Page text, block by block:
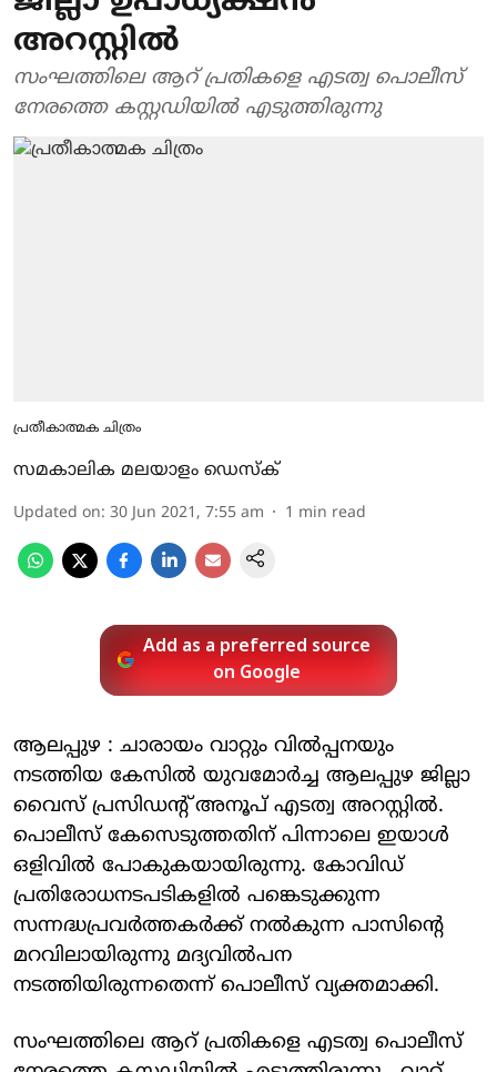
അറസ്റ്റില്‍
സംഘത്തിലെ ആറ് പ്രതികളെ എടത്വ പൊലീസ്
നേരത്തെ കസ്റ്റഡിയിൽ എടുത്തിരുന്നു
പ്രതീകാത്മക ചിത്രം
സമകാലിക മലയാളം ഡെസ്ക്
Updated on: 30 Jun 2021, 7:55 am 1 min read
Add as a preferred source
on Google
ആലപ്പുഴ : ചാരായം വാറ്റും വില്‍പ്പനയും
നടത്തിയ കേസില്‍ യുവമോര്‍ച്ച ആലപ്പുഴ ജില്ലാ
വൈസ് പ്രസിഡന്റ് അനൂപ് എടത്വ അറസ്റ്റില്‍.
പൊലീസ് കേസെടുത്തതിന് പിന്നാലെ ഇയാള്‍
ഒളിവില്‍ പോകുകയായിരുന്നു. കോവിഡ്
പ്രതിരോധനടപടികളില്‍ പങ്കെടുക്കുന്ന
സന്നദ്ധപ്രവര്‍ത്തകര്‍ക്ക് നല്‍കുന്ന പാസിന്റെ
മറവിലായിരുന്നു മദ്യവില്‍പന
നടത്തിയിരുന്നതെന്ന് പൊലീസ് വ്യക്തമാക്കി.
സംഘത്തിലെ ആറ് പ്രതികളെ എടത്വ പൊലീസ്